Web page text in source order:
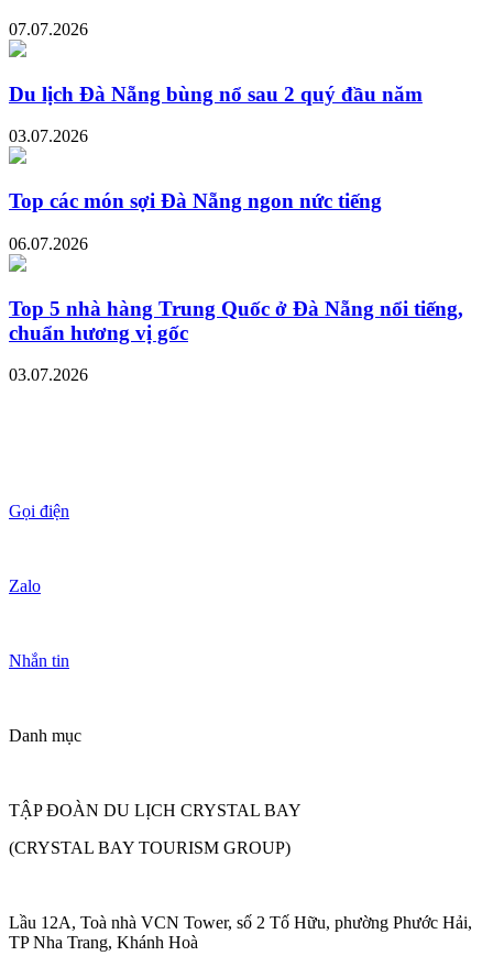
07.07.2026
Du lịch Đà Nẵng bùng nổ sau 2 quý đầu năm
03.07.2026
Top các món sợi Đà Nẵng ngon nức tiếng
06.07.2026
Top 5 nhà hàng Trung Quốc ở Đà Nẵng nổi tiếng,
chuẩn hương vị gốc
03.07.2026
Gọi điện
Zalo
Nhắn tin
Danh mục
TẬP ĐOÀN DU LỊCH CRYSTAL BAY
(CRYSTAL BAY TOURISM GROUP)
Lầu 12A, Toà nhà VCN Tower, số 2 Tố Hữu, phường Phước Hải,
TP Nha Trang, Khánh Hoà